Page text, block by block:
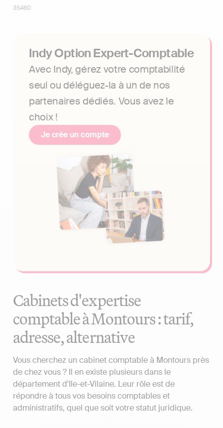
35460
Indy Option Expert-Comptable
Avec Indy, gérez votre comptabilité
seul ou déléguez-la à un de nos
partenaires dédiés. Vous avez le
choix !
Je crée un compte
Cabinets d'expertise
comptable à Montours : tarif,
adresse, alternative
Vous cherchez un cabinet comptable à Montours près
de chez vous ? Il en existe plusieurs dans le
département d'Ile-et-Vilaine. Leur rôle est de
répondre à tous vos besoins comptables et
administratifs, quel que soit votre statut juridique.